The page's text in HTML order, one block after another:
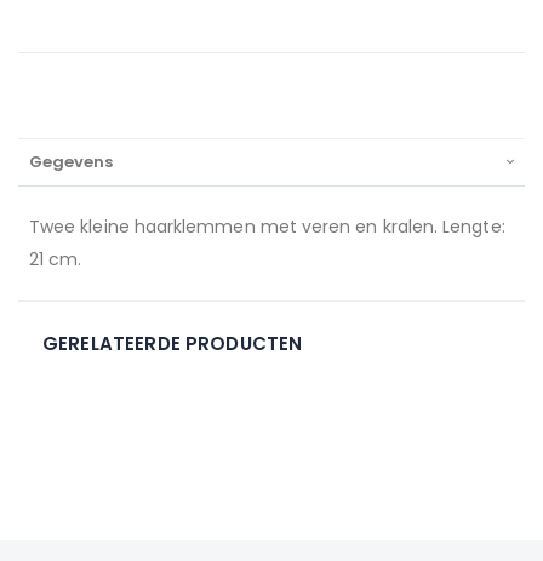
Gegevens
Twee kleine haarklemmen met veren en kralen. Lengte:
21 cm.
GERELATEERDE PRODUCTEN